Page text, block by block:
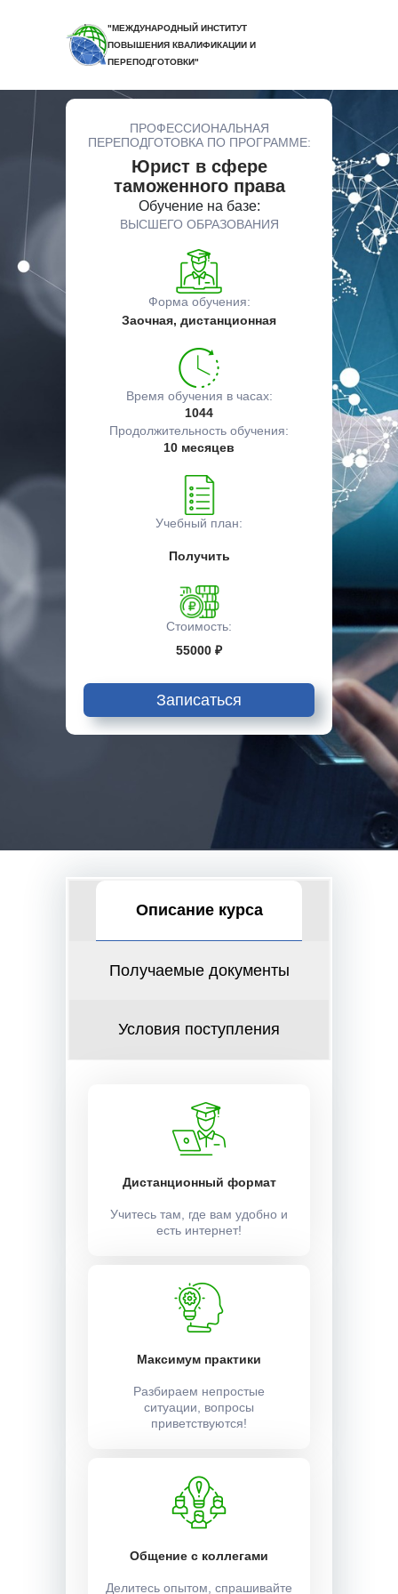
"МЕЖДУНАРОДНЫЙ ИНСТИТУТ
ПОВЫШЕНИЯ КВАЛИФИКАЦИИ И
ПЕРЕПОДГОТОВКИ"
ПРОФЕССИОНАЛЬНАЯ
ПЕРЕПОДГОТОВКА ПО ПРОГРАММЕ:
Юрист в сфере
таможенного права
Обучение на базе:
ВЫСШЕГО ОБРАЗОВАНИЯ
Форма обучения:
Заочная, дистанционная
Время обучения в часах:
1044
Продолжительность обучения:
10 месяцев
Учебный план:
Получить
Стоимость:
55000 ₽
Записаться
Описание курса
Получаемые документы
Условия поступления
Дистанционный формат
Учитесь там, где вам удобно и
есть интернет!
Максимум практики
Разбираем непростые
ситуации, вопросы
приветствуются!
Общение с коллегами
Делитесь опытом, спрашивайте